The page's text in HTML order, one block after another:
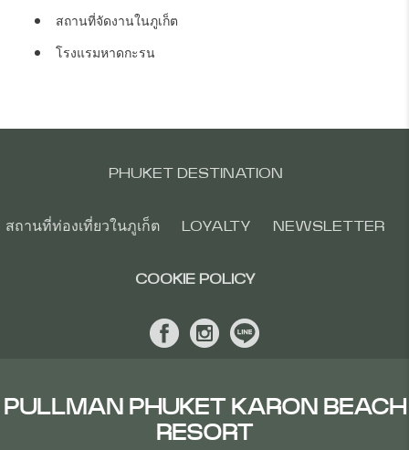
สถานที่จัดงานในภูเก็ต
โรงแรมหาดกะรน
PHUKET DESTINATION
สถานที่ท่องเที่ยวในภูเก็ต LOYALTY NEWSLETTER
COOKIE POLICY
PULLMAN PHUKET KARON BEACH
RESORT